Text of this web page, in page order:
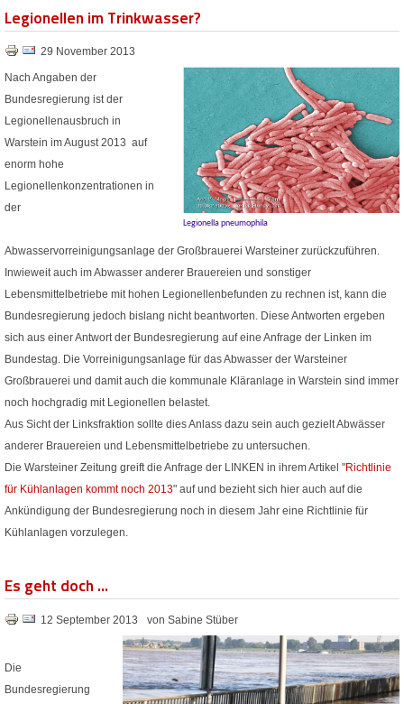
Legionellen im Trinkwasser?
29 November 2013
Legionella pneumophila
Nach Angaben der
Bundesregierung ist der
Legionellenausbruch in
Warstein im August 2013 auf
enorm hohe
Legionellenkonzentrationen in
der
Abwasservorreinigungsanlage der Großbrauerei Warsteiner zurückzuführen.
Inwieweit auch im Abwasser anderer Brauereien und sonstiger
Lebensmittelbetriebe mit hohen Legionellenbefunden zu rechnen ist, kann die
Bundesregierung jedoch bislang nicht beantworten. Diese Antworten ergeben
sich aus einer Antwort der Bundesregierung auf eine Anfrage der Linken im
Bundestag. Die Vorreinigungsanlage für das Abwasser der Warsteiner
Großbrauerei und damit auch die kommunale Kläranlage in Warstein sind immer
noch hochgradig mit Legionellen belastet.
Aus Sicht der Linksfraktion sollte dies Anlass dazu sein auch gezielt Abwässer
anderer Brauereien und Lebensmittelbetriebe zu untersuchen.
Die Warsteiner Zeitung greift die Anfrage der LINKEN in ihrem Artikel "Richtlinie
für Kühlanlagen kommt noch 2013" auf und bezieht sich hier auch auf die
Ankündigung der Bundesregierung noch in diesem Jahr eine Richtlinie für
Kühlanlagen vorzulegen.
Es geht doch ...
12 September 2013 von Sabine Stüber
Die
Bundesregierung